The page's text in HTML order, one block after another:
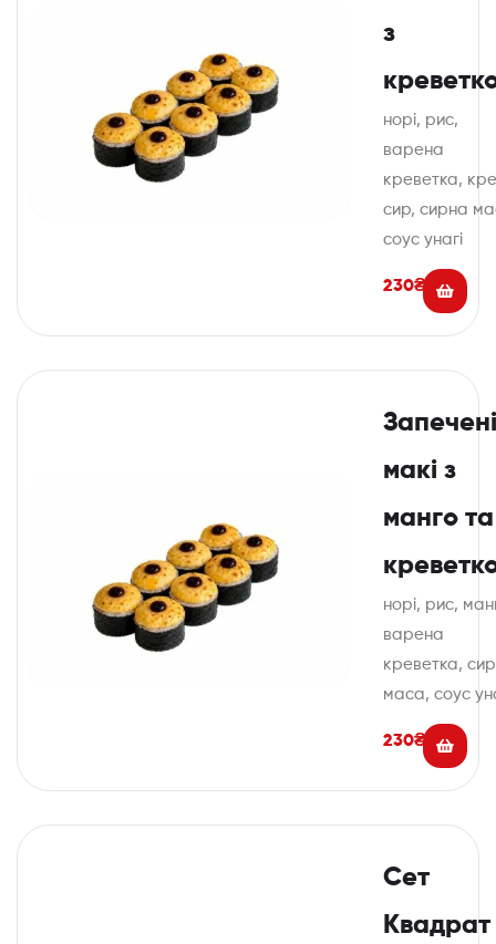
з
норі, рис,
варена
креветка,
сир, сирна
соус унагі
230₴
Запечені
макі з
манго та
норі, рис,
варена
креветка,
маса, соус
230₴
Сет
Квадрат